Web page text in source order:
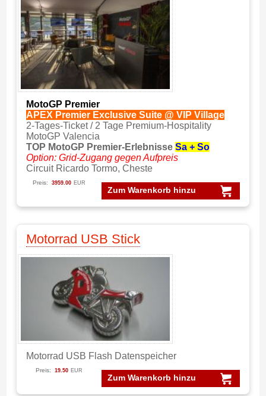
MotoGP Premier
APEX Premier Exclusive Suite @ VIP Village
2-Tages-Ticket / 2 Tage Premium-Hospitality
MotoGP Valencia
TOP MotoGP Premier-Erlebnisse Sa + So
Option: Grid-Zugang gegen Aufpreis
Circuit Ricardo Tormo, Cheste
Zum Warenkorb hinzu
Preis: 3959.00 EUR
Motorrad USB Stick
Motorrad USB Flash Datenspeicher
Zum Warenkorb hinzu
Preis: 19.50 EUR